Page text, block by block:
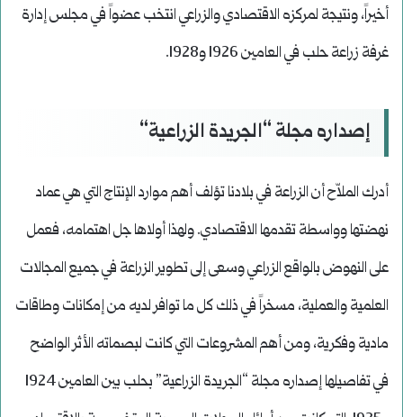
أخيراً، ونتيجة لمركزه الاقتصادي والزراعي انتخب عضواً في مجلس إدارة
غرفة زراعة حلب في العامين 1926 و1928.
إصداره مجلة “الجريدة الزراعية“
أدرك الملاّح أن الزراعة في بلادنا تؤلف أهم موارد الإنتاج التي هي عماد
نهضتها وواسطة تقدمها الاقتصادي. ولهذا أولاها جل اهتمامه، فعمل
على النهوض بالواقع الزراعي وسعى إلى تطوير الزراعة في جميع المجالات
العلمية والعملية، مسخراً في ذلك كل ما توافر لديه من إمكانات وطاقات
مادية وفكرية، ومن أهم المشروعات التي كانت لبصماته الأثر الواضح
في تفاصيلها إصداره مجلة “الجريدة الزراعية” بحلب بين العامين 1924